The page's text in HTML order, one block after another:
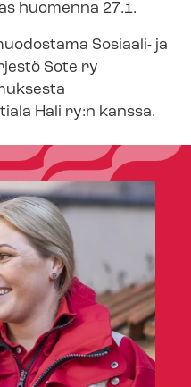
huomenna 27.1.
Sosiaali- ja
Sote ry
Hali ry:n kanssa.